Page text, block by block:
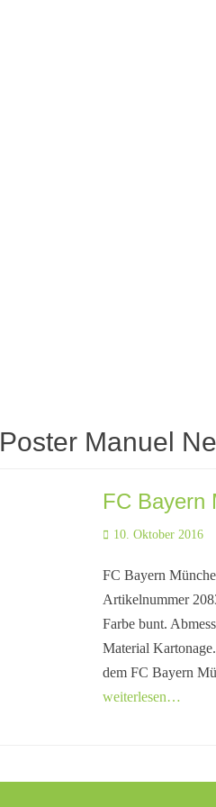
Poster Manuel
FC Bayern
Posted
10. Oktober 2016
FC Bayern
Artikelnummer
Farbe bunt.
Material
dem FC Bayern
weiterlesen…